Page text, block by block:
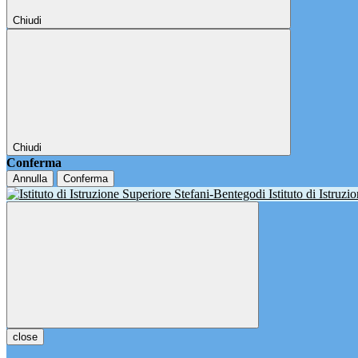
Chiudi
Chiudi
Conferma
Annulla Conferma
Istituto di
close